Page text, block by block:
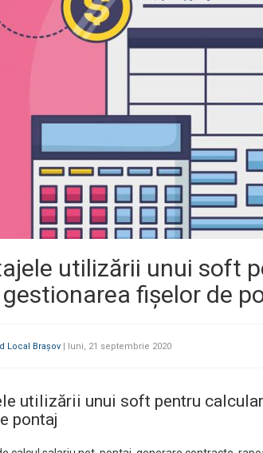
utilizării unui soft
fișelor de
Local Brașov | luni, 21 septembrie 2020
utilizării unui soft pentru
pontaj